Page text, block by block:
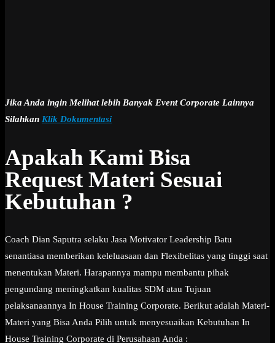
Jika Anda ingin Melihat lebih Banyak Event Corporate Lainnya
Silahkan Klik Dokumentasi
Apakah Kami Bisa
Request Materi Sesuai
Kebutuhan ?
Coach Dian Saputra selaku Jasa Motivator Leadership Batu
senantiasa memberikan keleluasaan dan Flexibelitas yang tinggi saat
menentukan Materi. Harapannya mampu membantu pihak
pengundang meningkatkan kualitas SDM atau Tujuan
pelaksanaannya In House Training Corporate. Berikut adalah Materi-
Materi yang Bisa Anda Pilih untuk menyesuaikan Kebutuhan In
House Training Corporate di Perusahaan Anda :